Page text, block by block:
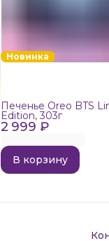
Новинка
2 999 ₽
Печенье Oreo BTS
Edition, 303г
В корзину